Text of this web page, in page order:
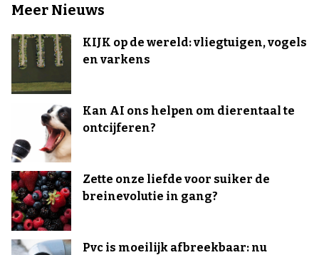
Meer Nieuws
KIJK op de wereld: vliegtuigen, vogels
en varkens
Kan AI ons helpen om dierentaal te
ontcijferen?
Zette onze liefde voor suiker de
breinevolutie in gang?
Pvc is moeilijk afbreekbaar: nu